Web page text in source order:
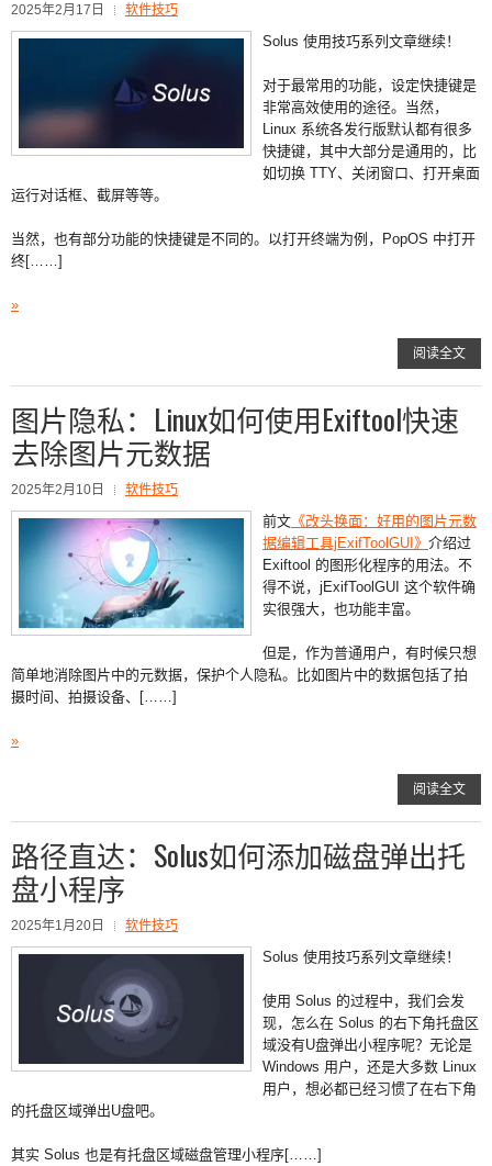
2025年2月17日 软件技巧
Solus 使用技巧系列文章继续！
对于最常用的功能，设定快捷键是
非常高效使用的途径。当然，
Linux 系统各发行版默认都有很多
快捷键，其中大部分是通用的，比
如切换 TTY、关闭窗口、打开桌面
运行对话框、截屏等等。
当然，也有部分功能的快捷键是不同的。以打开终端为例，PopOS 中打开
终[……]
»
阅读全文
图片隐私：Linux如何使用Exiftool快速
去除图片元数据
2025年2月10日 软件技巧
前文 《改头换面：好用的图片元数
据编辑工具jExifToolGUI》 介绍过
Exiftool 的图形化程序的用法。不
得不说，jExifToolGUI 这个软件确
实很强大，也功能丰富。
但是，作为普通用户，有时候只想
简单地消除图片中的元数据，保护个人隐私。比如图片中的数据包括了拍
摄时间、拍摄设备、[……]
»
阅读全文
路径直达：Solus如何添加磁盘弹出托
盘小程序
2025年1月20日 软件技巧
Solus 使用技巧系列文章继续！
使用 Solus 的过程中，我们会发
现，怎么在 Solus 的右下角托盘区
域没有U盘弹出小程序呢？无论是
Windows 用户，还是大多数 Linux
用户，想必都已经习惯了在右下角
的托盘区域弹出U盘吧。
其实 Solus 也是有托盘区域磁盘管理小程序[……]